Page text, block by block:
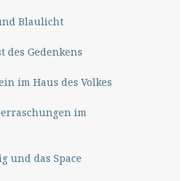
Blaulicht
des Gedenkens
allein im Haus des Volkes
im
und das Space